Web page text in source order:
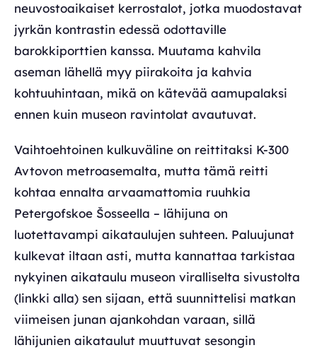
neuvostoaikaiset kerrostalot, jotka muodostavat
jyrkän kontrastin edessä odottaville
barokkiporttien kanssa. Muutama kahvila
aseman lähellä myy piirakoita ja kahvia
kohtuuhintaan, mikä on kätevää aamupalaksi
ennen kuin museon ravintolat avautuvat.
Vaihtoehtoinen kulkuväline on reittitaksi K-300
Avtovon metroasemalta, mutta tämä reitti
kohtaa ennalta arvaamattomia ruuhkia
Petergofskoe Šosseella – lähijuna on
luotettavampi aikataulujen suhteen. Paluujunat
kulkevat iltaan asti, mutta kannattaa tarkistaa
nykyinen aikataulu museon viralliselta sivustolta
(linkki alla) sen sijaan, että suunnittelisi matkan
viimeisen junan ajankohdan varaan, sillä
lähijunien aikataulut muuttuvat sesongin